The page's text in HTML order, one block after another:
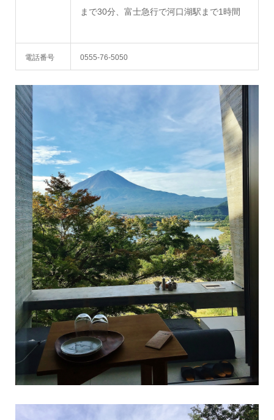
まで30分、富士急行で河口湖駅まで1時間
電話番号 0555-76-5050